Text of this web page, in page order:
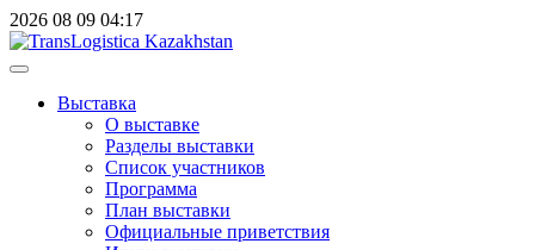
2026 08 09 04:17
Выставка
О выставке
Разделы выставки
Список участников
Программа
План выставки
Официальные приветствия